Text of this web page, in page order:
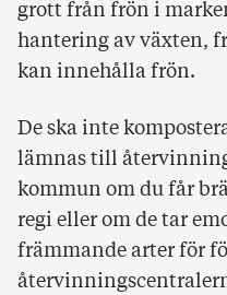
grott från frön i
hantering av växten,
kan innehålla frön.
De ska inte
lämnas till
kommun om du får
regi eller om de tar
främmande arter för